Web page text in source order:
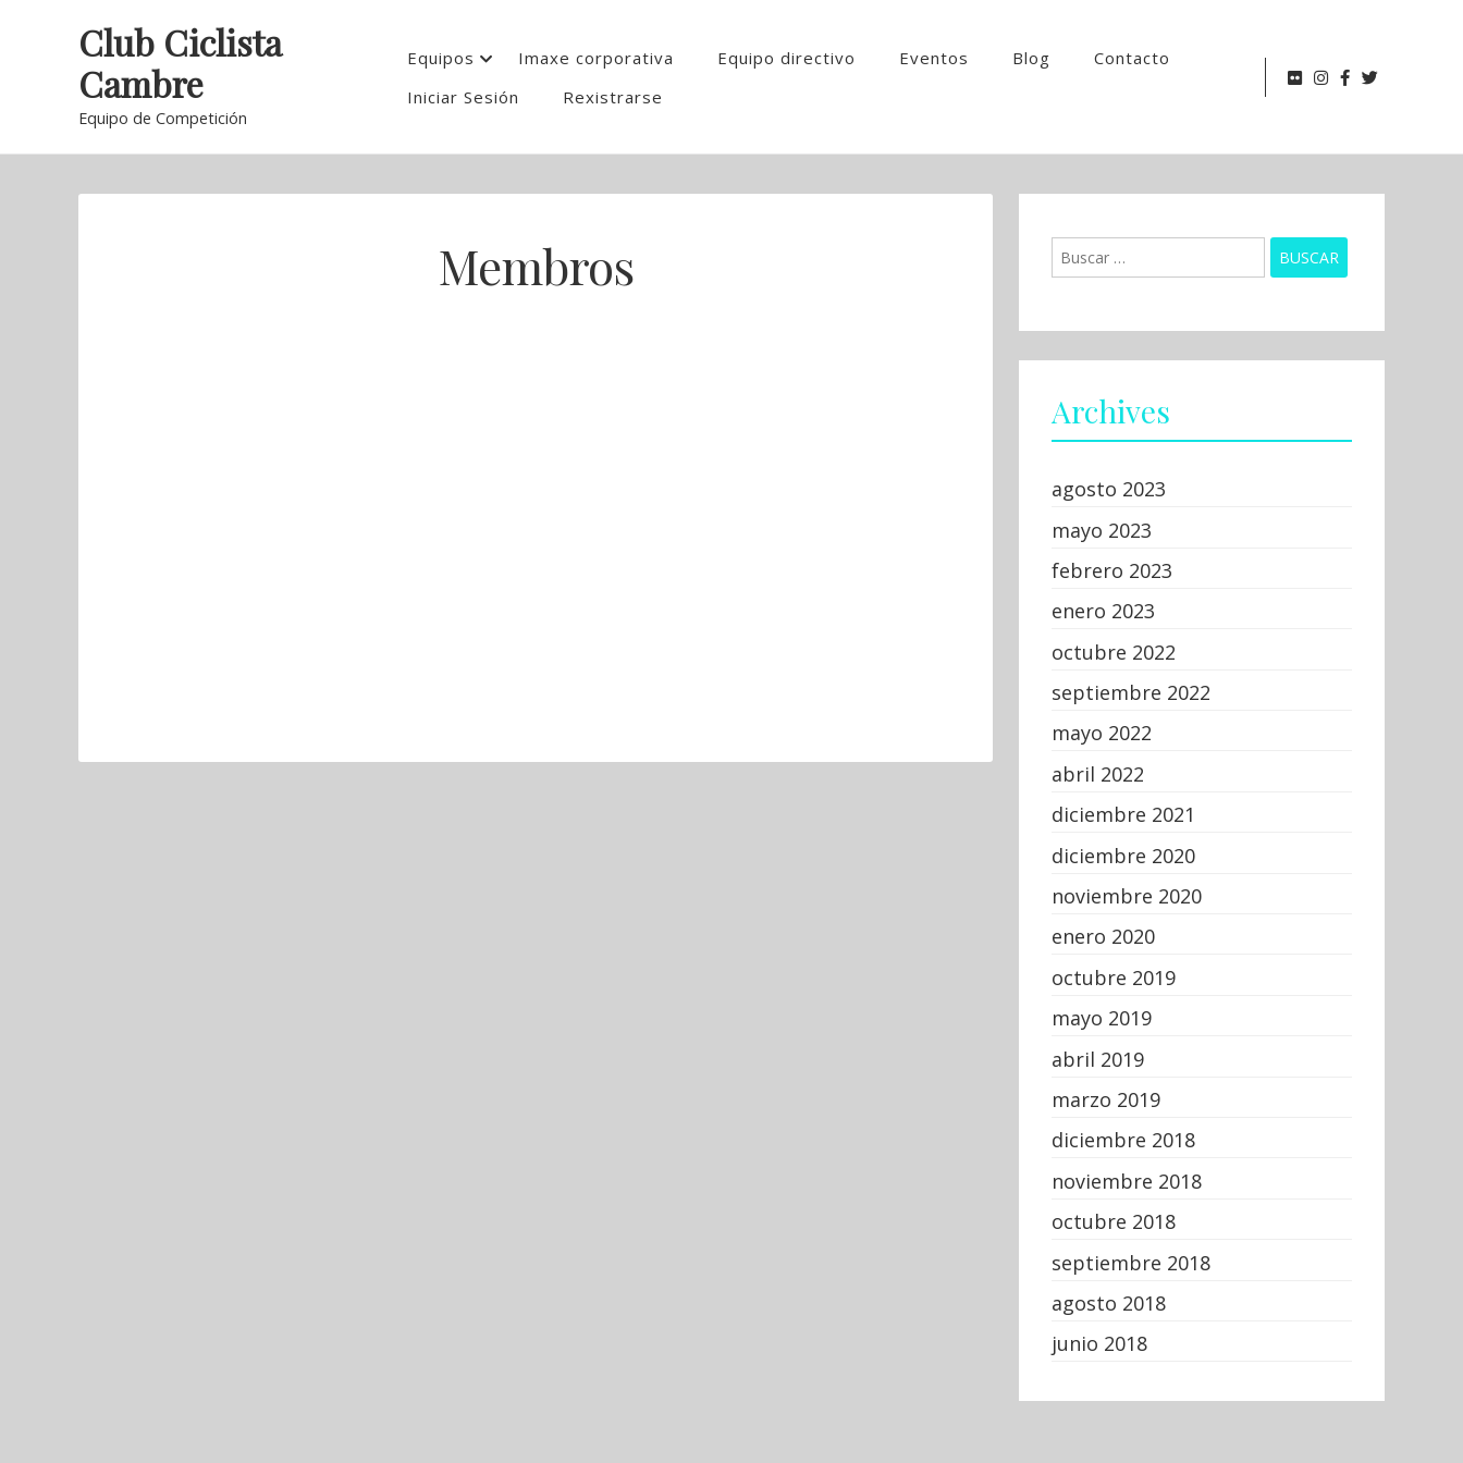
Club Ciclista
Cambre
Equipo de Competición
Equipos Imaxe corporativa Equipo directivo Eventos Blog
Contacto
Iniciar Sesión
Rexistrarse
Membros
Archives
agosto 2023
mayo 2023
febrero 2023
enero 2023
octubre 2022
septiembre 2022
mayo 2022
abril 2022
diciembre 2021
diciembre 2020
noviembre 2020
enero 2020
octubre 2019
mayo 2019
abril 2019
marzo 2019
diciembre 2018
noviembre 2018
octubre 2018
septiembre 2018
agosto 2018
junio 2018